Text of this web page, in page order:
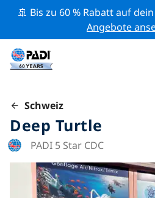
🚢 Bis zu 60 % Rabatt auf
Angebote
Schweiz
Deep Turtle
PADI 5 Star CDC